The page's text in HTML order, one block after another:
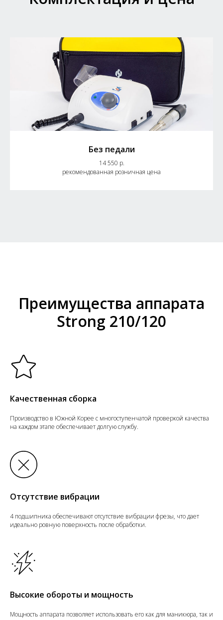
Без педали
14 550 р.
рекомендованная розничная цена
Преимущества аппарата
Strong 210/120
Качественная сборка
Производство в Южной Корее с многоступенчатой проверкой качества
на каждом этапе обеспечивает долгую службу.
Отсутствие вибрации
4 подшипника обеспечивают отсутствие вибрации фрезы, что дает
идеально ровную поверхность после обработки.
Высокие обороты и мощность
Мощность аппарата позволяет использовать его как для маникюра, так и